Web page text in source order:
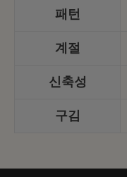
패턴
계절
신축성
구김